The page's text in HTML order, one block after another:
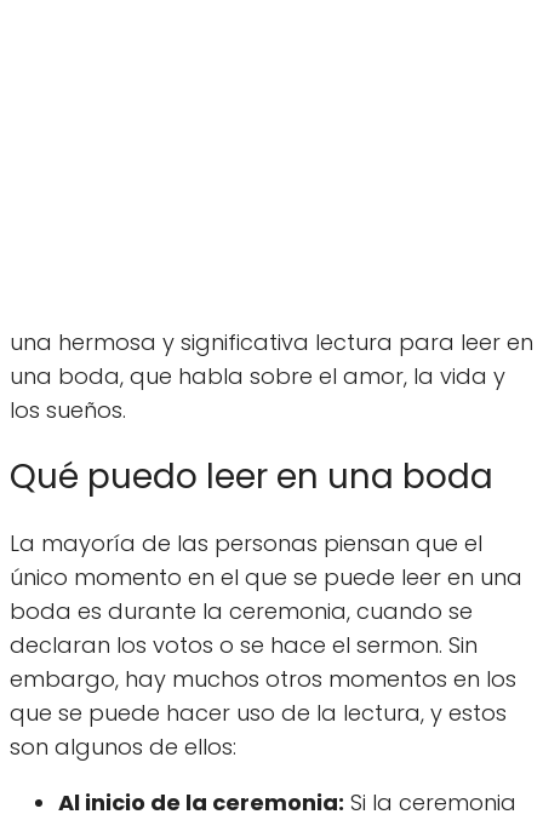
una hermosa y significativa lectura para leer en
una boda, que habla sobre el amor, la vida y
los sueños.
Qué puedo leer en una boda
La mayoría de las personas piensan que el
único momento en el que se puede leer en una
boda es durante la ceremonia, cuando se
declaran los votos o se hace el sermon. Sin
embargo, hay muchos otros momentos en los
que se puede hacer uso de la lectura, y estos
son algunos de ellos:
Al inicio de la ceremonia: Si la ceremonia